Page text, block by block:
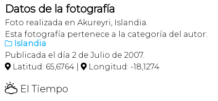
Datos de la fotografía
Foto realizada en Akureyri, Islandia.
Esta fotografía pertenece a la categoría del autor:
 Islandia
Publicada el día 2 de Julio de 2007.
 Latitud: 65,6764 |  Longitud: -18,1274
H El Tiempo